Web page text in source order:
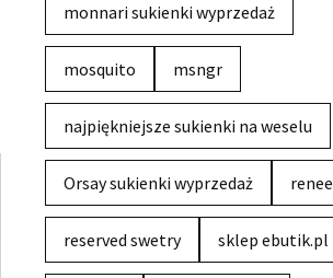
monnari sukienki wyprzedaż
mosquito msngr
najpiękniejsze sukienki na weselu
Orsay sukienki wyprzedaż renee
reserved swetry sklep ebutik.pl